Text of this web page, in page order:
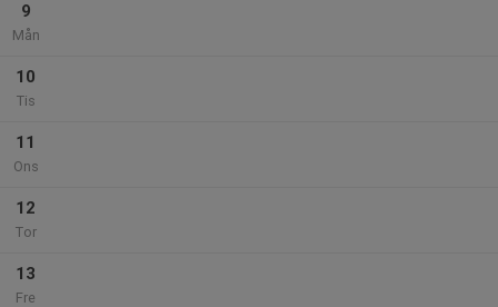
9
Mån
10
Tis
11
Ons
12
Tor
13
Fre